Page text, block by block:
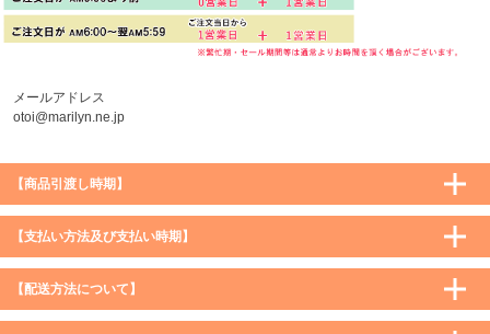
メールアドレス
otoi@marilyn.ne.jp
【商品引渡し時期】
【支払い方法及び支払い時期】
【配送方法について】